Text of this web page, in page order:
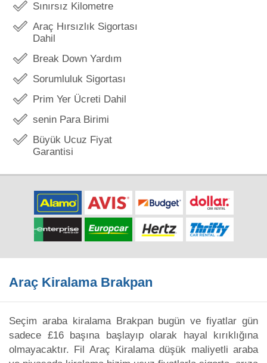
Sınırsız Kilometre
Araç Hırsızlık Sigortası
Dahil
Break Down Yardım
Sorumluluk Sigortası
Prim Yer Ücreti Dahil
senin Para Birimi
Büyük Ucuz Fiyat
Garantisi
Araç Kiralama Brakpan
Seçim araba kiralama Brakpan bugün ve fiyatlar gün
sadece £16 başına başlayıp olarak hayal kırıklığına
olmayacaktır. Fil Araç Kiralama düşük maliyetli araba